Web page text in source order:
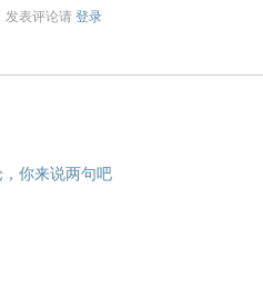
发表评论请 登录
你来说两句吧